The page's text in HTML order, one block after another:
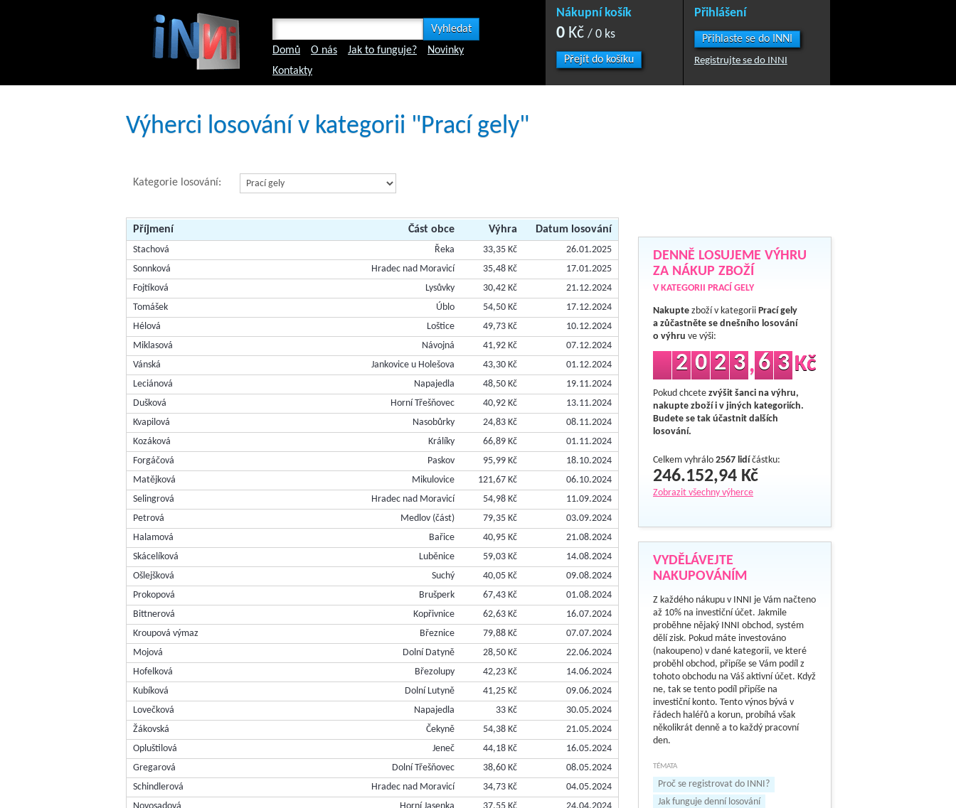
Domů O nás Jak to funguje?
Novinky
Kontakty
Nákupní košík
0 Kč / 0 ks
Přejít do košíku
Přihlášení
Přihlaste se do INNI
Registrujte se do INNI
Výherci losování v kategorii "Prací gely"
Kategorie losování:
Příjmení Část obce Výhra Datum losování
Stachová Řeka 33,35 Kč
26.01.2025
Sonnková
Hradec nad Moravicí 35,48 Kč
17.01.2025
Fojtíková
Lysůvky 30,42 Kč
21.12.2024
Tomášek
Úblo 54,50 Kč
17.12.2024
Hélová
Loštice 49,73 Kč
10.12.2024
Miklasová
Návojná 41,92 Kč
07.12.2024
Vánská
Jankovice u Holešova 43,30 Kč
01.12.2024
Leciánová
Napajedla 48,50 Kč
19.11.2024
Dušková
Horní Třešňovec 40,92 Kč
13.11.2024
Kvapilová
Nasobůrky 24,83 Kč
08.11.2024
Kozáková
Králíky 66,89 Kč
01.11.2024
Forgáčová
Paskov 95,99 Kč
18.10.2024
Matějková
Mikulovice 121,67 Kč
06.10.2024
Selingrová
Hradec nad Moravicí 54,98 Kč
11.09.2024
Petrová
Medlov (část) 79,35 Kč
03.09.2024
Halamová
Bařice 40,95 Kč
21.08.2024
Skácelíková
Luběnice 59,03 Kč
14.08.2024
Ošlejšková
Suchý 40,05 Kč
09.08.2024
Prokopová
Brušperk 67,43 Kč
01.08.2024
Bittnerová
Kopřivnice 62,63 Kč
16.07.2024
Kroupová výmaz
Březnice 79,88 Kč
07.07.2024
Mojová
Dolní Datyně 28,50 Kč
22.06.2024
Hofelková
Březolupy 42,23 Kč
14.06.2024
Kubíková
Dolní Lutyně 41,25 Kč
09.06.2024
Lovečková
Napajedla 33 Kč
30.05.2024
Žákovská
Čekyně 54,38 Kč
21.05.2024
Opluštilová
Jeneč 44,18 Kč
16.05.2024
Gregarová
Dolní Třešňovec 38,60 Kč
08.05.2024
Schindlerová
Hradec nad Moravicí 34,73 Kč
04.05.2024
DENNĚ LOSUJEME VÝHRU
ZA NÁKUP ZBOŽÍ
V KATEGORII PRACÍ GELY
Nakupte zboží v kategoriiPrací gely
a zůčastněte se dnešního losování
o výhru ve výši:
2 0 2 3 ,6 3 Kč
Pokud chcetezvýšit šanci na výhru,
nakupte zboží i v jiných kategoriích.
Budete se tak účastnit dalších
losování.
Celkem vyhrálo2567 lidí částku:
246.152,94 Kč
Zobrazit všechny výherce
VYDĚLÁVEJTE
NAKUPOVÁNÍM
Z každého nákupu v INNI je Vám načteno
až 10% na investiční účet. Jakmile
proběhne nějaký INNI obchod, systém
dělí zisk. Pokud máte investováno
(nakoupeno) v dané kategorii, ve které
proběhl obchod, připíše se Vám podíl z
tohoto obchodu na Váš aktivní účet. Když
ne, tak se tento podíl připíše na
investiční konto. Tento výnos bývá v
řádech haléřů a korun, probíhá však
několikrát denně a to každý pracovní
den.
TÉMATA
Proč se registrovat do INNI?
Jak funguje denní losování